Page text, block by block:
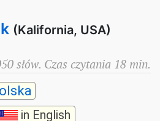
(Kalifornia, USA)
słów. Czas czytania 18 min.
in English